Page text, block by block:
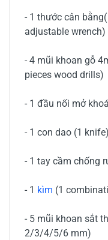
- 1 thước cân
adjustable wrench)
- 4 mũi khoan gỗ
pieces wood drills)
- 1 đầu nối mở
- 1 con dao (1 knife)
- 1 tay cầm chống
- 1 kìm (1
- 5 mũi khoan sắt
2/3/4/5/6 mm)